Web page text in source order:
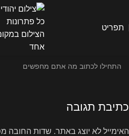
תפריט
כתיבת תגובה
האימייל לא יוצג באתר. שדות החובה